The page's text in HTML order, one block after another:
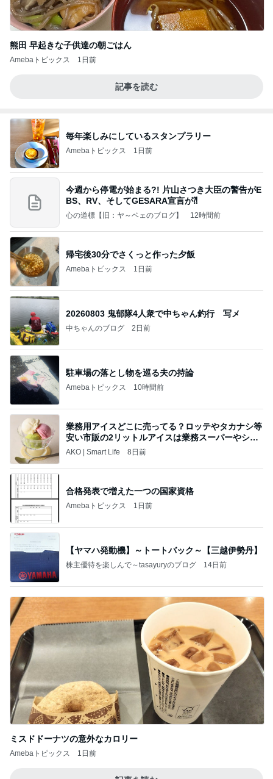
熊田 早起きな子供達の朝ごはん
Amebaトピックス 1日前
記事を読む
毎年楽しみにしているスタンプラリー
Amebaトピックス 1日前
今週から停電が始まる?! 片山さつき大臣の警告がE
BS、RV、そしてGESARA宣言が⁈
心の道標【旧：ヤ～ベェのブログ】 12時間前
帰宅後30分でさくっと作った夕飯
Amebaトピックス 1日前
20260803 鬼郁隊4人衆で中ちゃん釣行 写メ
中ちゃんのブログ 2日前
駐車場の落とし物を巡る夫の持論
Amebaトピックス 10時間前
業務用アイスどこに売ってる？ロッテやタカナシ等
安い市販の2リットルアイスは業務スーパーやシャ
トレ
AKO | Smart Life 8日前
合格発表で増えた一つの国家資格
Amebaトピックス 1日前
【ヤマハ発動機】～トートバック～【三越伊勢丹】
株主優待を楽しんで～tasayuryのブログ 14日前
ミスドドーナツの意外なカロリー
Amebaトピックス 1日前